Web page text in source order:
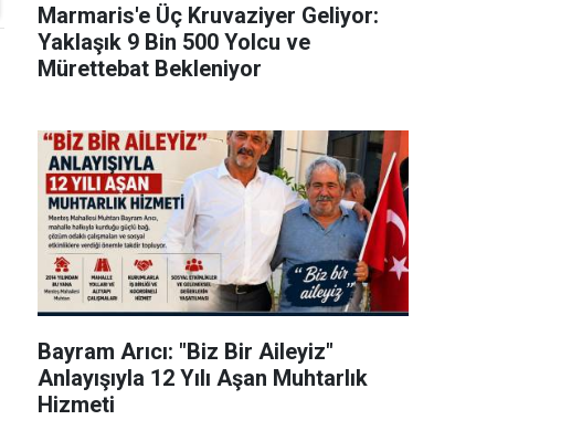
Marmaris'e Üç Kruvaziyer Geliyor:
Yaklaşık 9 Bin 500 Yolcu ve
Mürettebat Bekleniyor
Bayram Arıcı: "Biz Bir Aileyiz"
Anlayışıyla 12 Yılı Aşan Muhtarlık
Hizmeti